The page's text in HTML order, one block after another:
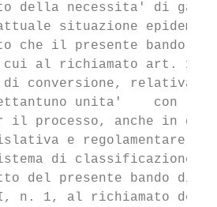
della necessita' di
situazione
che il presente bando
al richiamato art. 14
conversione,
unita'    con
processo, anche in
e regolamentare;
di classificazione
del presente bando di
1, al richiamato